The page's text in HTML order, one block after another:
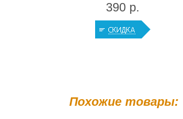
Похожие товары:
390 р.